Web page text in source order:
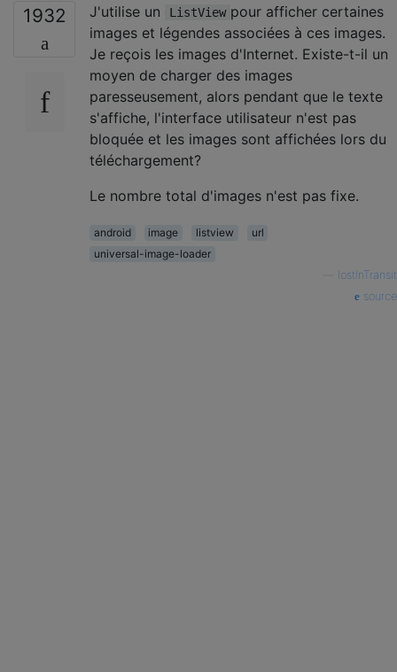
1932 J'utilise un ListView pour afficher certaines
images et légendes associées à ces images.
Je reçois les images d'Internet. Existe-t-il un
moyen de charger des images
paresseusement, alors pendant que le texte
s'affiche, l'interface utilisateur n'est pas
bloquée et les images sont affichées lors du
téléchargement?
Le nombre total d'images n'est pas fixe.
android image listview
url
universal-image-loader
lostInTransit
source